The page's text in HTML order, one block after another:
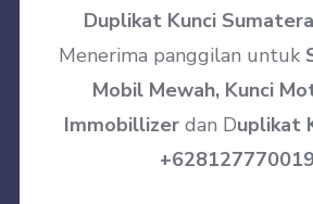
Duplikat Kunci
Menerima panggilan untuk
Mobil Mewah, Kunci
Immobillizerdan Duplikat